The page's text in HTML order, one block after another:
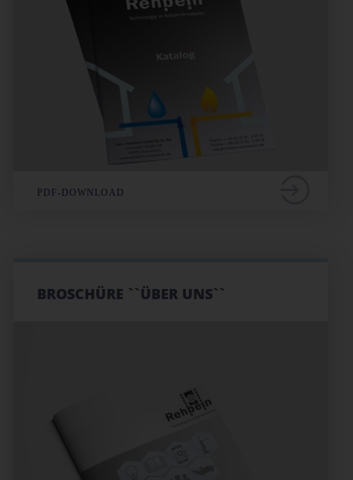
PDF-DOWNLOAD
BROSCHÜRE ``ÜBER UNS``